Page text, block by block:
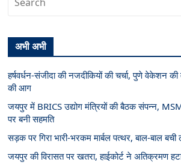
अभी अभी
हर्षवर्धन-संजीदा की नजदीकियों की चर्चा, पुणे वेकेशन
की आग
जयपुर में BRICS उद्योग मंत्रियों की बैठक संपन्न,
पर बनी सहमति
सड़क पर गिरा भारी-भरकम मार्बल पत्थर, बाल-बाल बची
जयपुर की विरासत पर खतरा, हाईकोर्ट ने अतिक्रमण